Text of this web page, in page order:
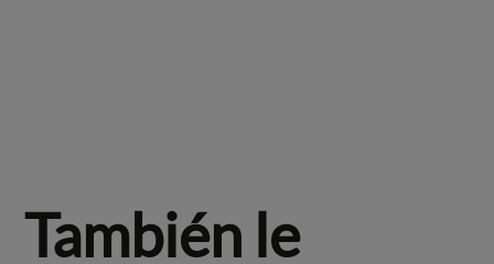
También le